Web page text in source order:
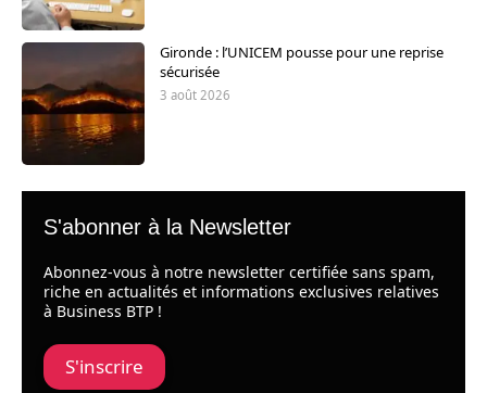
Gironde : l’UNICEM pousse pour une reprise
sécurisée
3 août 2026
S'abonner à la Newsletter
Abonnez-vous à notre newsletter certifiée sans spam,
riche en actualités et informations exclusives relatives
à Business BTP !
S'inscrire